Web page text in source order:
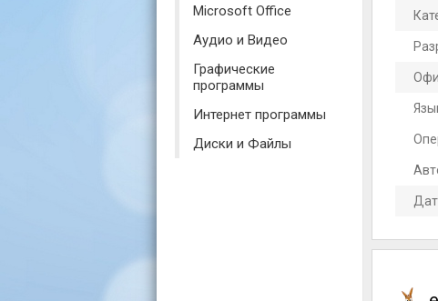
Microsoft Office
Аудио и Видео
Графические
программы
Интернет программы
Диски и Файлы